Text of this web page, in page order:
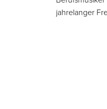
jahrelanger